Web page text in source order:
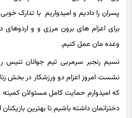
پسران را دادیم و امیدواریم با تدارک
برای اعزام های برون مرزی و و اردوهای
وعده مان عمل کنیم.
نسیم رنجبر سرمربی تیم جوانان تنیس
نشست امروز اعزام دو ورزشکار در بخش
که امیدوارم حمایت کامل مسئولان کمیته
دخترانمان داشته باشیم تا بهترین